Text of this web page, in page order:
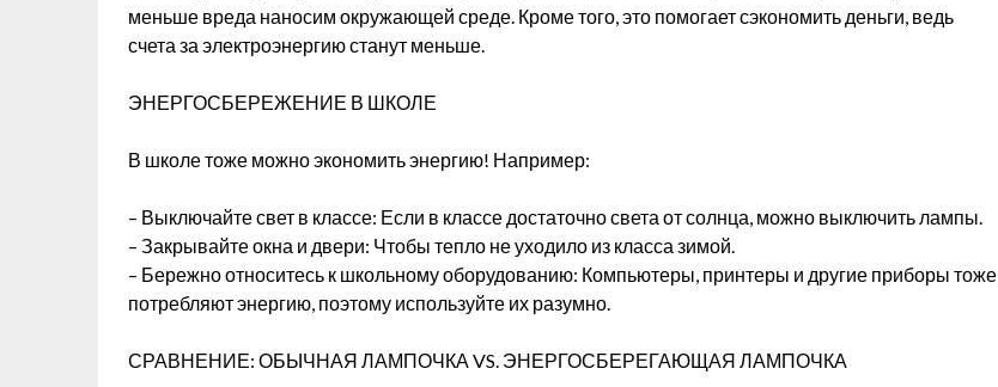
меньше вреда наносим окружающей среде. Кроме того, это помогает сэкономить деньги, ведь
счета за электроэнергию станут меньше.
ЭНЕРГОСБЕРЕЖЕНИЕ В ШКОЛЕ
В школе тоже можно экономить энергию! Например:
– Выключайте свет в классе: Если в классе достаточно света от солнца, можно выключить лампы.
– Закрывайте окна и двери: Чтобы тепло не уходило из класса зимой.
– Бережно относитесь к школьному оборудованию: Компьютеры, принтеры и другие приборы тоже
потребляют энергию, поэтому используйте их разумно.
СРАВНЕНИЕ: ОБЫЧНАЯ ЛАМПОЧКА VS. ЭНЕРГОСБЕРЕГАЮЩАЯ ЛАМПОЧКА